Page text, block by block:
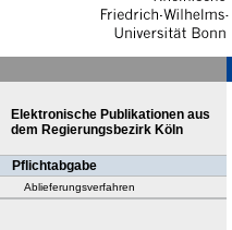
Elektronische Publikationen aus
dem Regierungsbezirk Köln
Pflichtabgabe
Ablieferungsverfahren